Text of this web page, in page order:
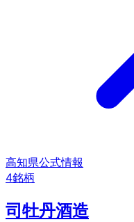
高知県公式情報
4銘柄
司牡丹酒造